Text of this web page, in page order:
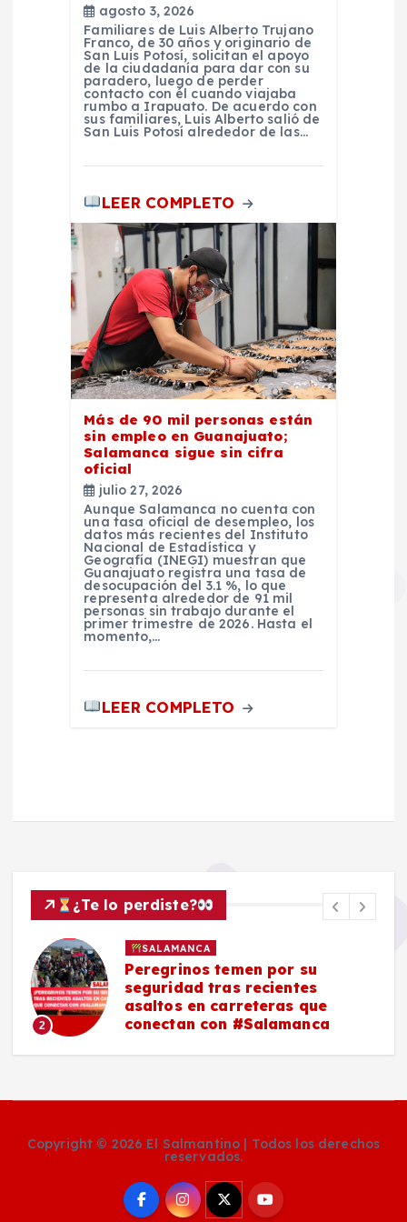
agosto 3, 2026
Familiares de Luis Alberto Trujano
Franco, de 30 años y originario de
San Luis Potosí, solicitan el apoyo
de la ciudadanía para dar con su
paradero, luego de perder
contacto con él cuando viajaba
rumbo a Irapuato. De acuerdo con
sus familiares, Luis Alberto salió de
San Luis Potosí alrededor de las…
LEER COMPLETO
Más de 90 mil personas están
sin empleo en Guanajuato;
Salamanca sigue sin cifra
oficial
julio 27, 2026
Aunque Salamanca no cuenta con
una tasa oficial de desempleo, los
datos más recientes del Instituto
Nacional de Estadística y
Geografía (INEGI) muestran que
Guanajuato registra una tasa de
desocupación del 3.1 %, lo que
representa alrededor de 91 mil
personas sin trabajo durante el
primer trimestre de 2026. Hasta el
momento,…
LEER COMPLETO
¿Te lo perdiste?
2
SALAMANCA
Peregrinos temen por su
seguridad tras recientes
asaltos en carreteras que
conectan con #Salamanca
Copyright © 2026 El Salmantino | Todos los derechos
reservados.